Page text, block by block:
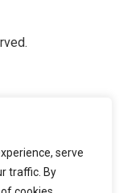
serve
traffic. By